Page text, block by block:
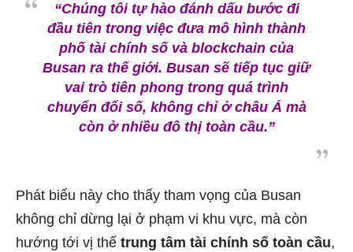
“Chúng tôi tự hào đánh dấu bước đi
đầu tiên trong việc đưa mô hình thành
phố tài chính số và blockchain của
Busan ra thế giới. Busan sẽ tiếp tục giữ
vai trò tiên phong trong quá trình
chuyển đổi số, không chỉ ở châu Á mà
còn ở nhiều đô thị toàn cầu.”
Phát biểu này cho thấy tham vọng của Busan
không chỉ dừng lại ở phạm vi khu vực, mà còn
hướng tới vị thế trung tâm tài chính số toàn cầu,